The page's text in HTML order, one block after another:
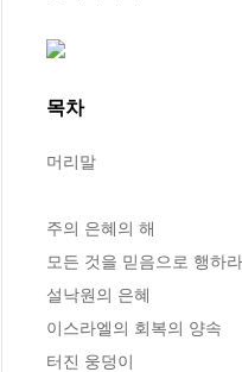
목차
머리말
주의 은혜의 해
모든 것을 믿음으로 행하라
설낙원의 은혜
이스라엘의 회복의 양속
터진 웅덩이